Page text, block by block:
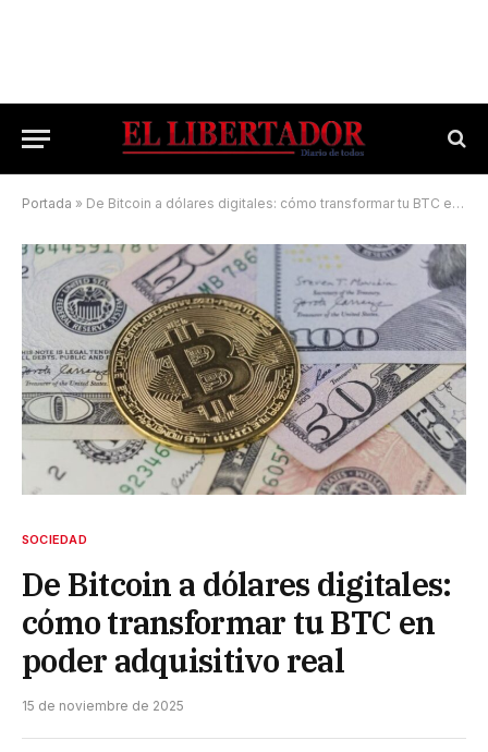
Portada » De Bitcoin a dólares digitales: cómo transformar tu BTC en poder adquisitivo real
SOCIEDAD
De Bitcoin a dólares digitales:
cómo transformar tu BTC en
poder adquisitivo real
15 de noviembre de 2025